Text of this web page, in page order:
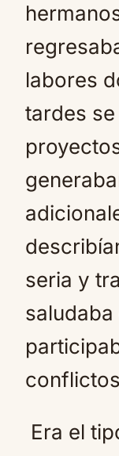
labores
tardes
seria y
Era el